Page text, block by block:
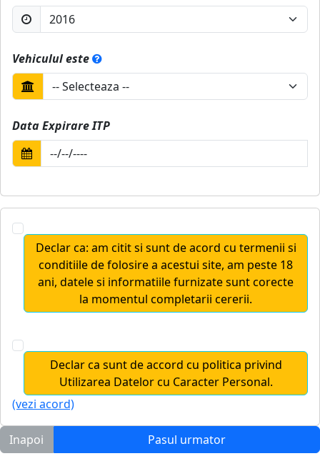
Vehiculul este
Data Expirare ITP
Declar ca: am citit si sunt de acord cu termenii si
conditiile de folosire a acestui site, am peste 18
ani, datele si informatiile furnizate sunt corecte
la momentul completarii cererii.
Declar ca sunt de accord cu politica privind
Utilizarea Datelor cu Caracter Personal.
(vezi acord)
Inapoi Pasul urmator